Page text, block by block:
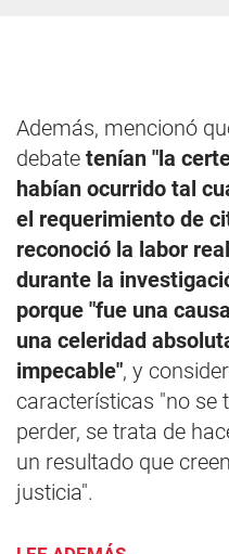
Además, mencionó
debate tenían "la
habían ocurrido tal
el requerimiento de
reconoció la labor
durante la
porque "fue una
una celeridad
impecable", y
características "no se
perder, se trata de
un resultado que
justicia".